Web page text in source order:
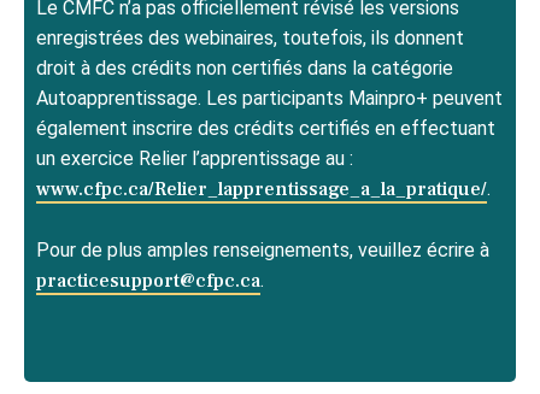
Le CMFC n’a pas officiellement révisé les versions
enregistrées des webinaires, toutefois, ils donnent
droit à des crédits non certifiés dans la catégorie
Autoapprentissage. Les participants Mainpro+ peuvent
également inscrire des crédits certifiés en effectuant
un exercice Relier l’apprentissage au :
www.cfpc.ca/Relier_lapprentissage_a_la_pratique/.
Pour de plus amples renseignements, veuillez écrire à
practicesupport@cfpc.ca.